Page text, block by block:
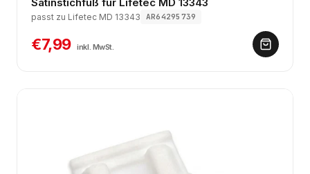
passt zu Lifetec MD 13343 AR64295739
€7,99 inkl. MwSt.